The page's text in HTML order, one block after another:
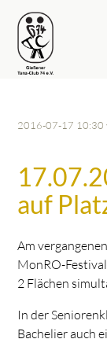
2016-07-17 10:30
auf
Am
MonRO-
2 Flächen
In der
Bachelier auch